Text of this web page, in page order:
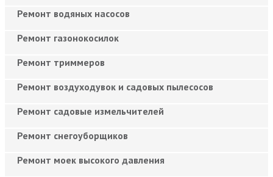
Ремонт водяных насосов
Ремонт газонокосилок
Ремонт триммеров
Ремонт воздуходувок и садовых пылесосов
Ремонт садовые измельчителей
Ремонт снегоуборщиков
Ремонт моек высокого давления